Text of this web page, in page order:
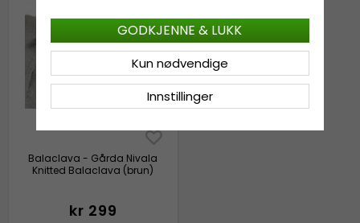
Balaclava - Gårda Nivala
Knitted Balaclava (brun)
kr 299
Innstillinger
Kun nødvendige
GODKJENNE & LUKK